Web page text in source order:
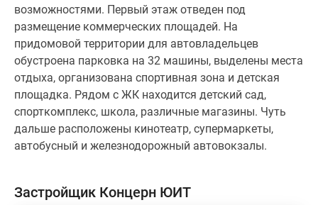
возможностями. Первый этаж отведен под
размещение коммерческих площадей. На
придомовой территории для автовладельцев
обустроена парковка на 32 машины, выделены места
отдыха, организована спортивная зона и детская
площадка. Рядом с ЖК находится детский сад,
спорткомплекс, школа, различные магазины. Чуть
дальше расположены кинотеатр, супермаркеты,
автобусный и железнодорожный автовокзалы.
Застройщик Концерн ЮИТ